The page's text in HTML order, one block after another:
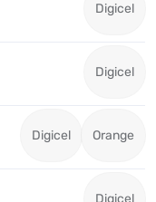
Digicel
Digicel
Digicel Orange
Digicel